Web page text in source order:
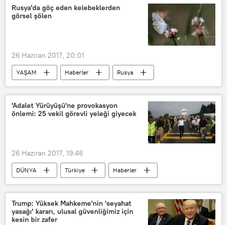
Rusya'da göç eden kelebeklerden
görsel şölen
26 Haziran 2017, 20:01
YAŞAM Haberler
Rusya
İngiltere
Tomsk
Novosibirsk
Sibirya
Vladimir Romanenko
Kelebek
Göç
'Adalet Yürüyüşü'ne provokasyon
önlemi: 25 vekil görevli yeleği giyecek
26 Haziran 2017, 19:46
DÜNYA Türkiye
Haberler
İstanbul
Ankara
Bolu Dağı
Kemal Kılıçdaroğlu
Özgür Özel
Abdüllatif Şener
CHP
Trump: Yüksek Mahkeme'nin 'seyahat
yasağı' kararı, ulusal güvenliğimiz için
kesin bir zafer